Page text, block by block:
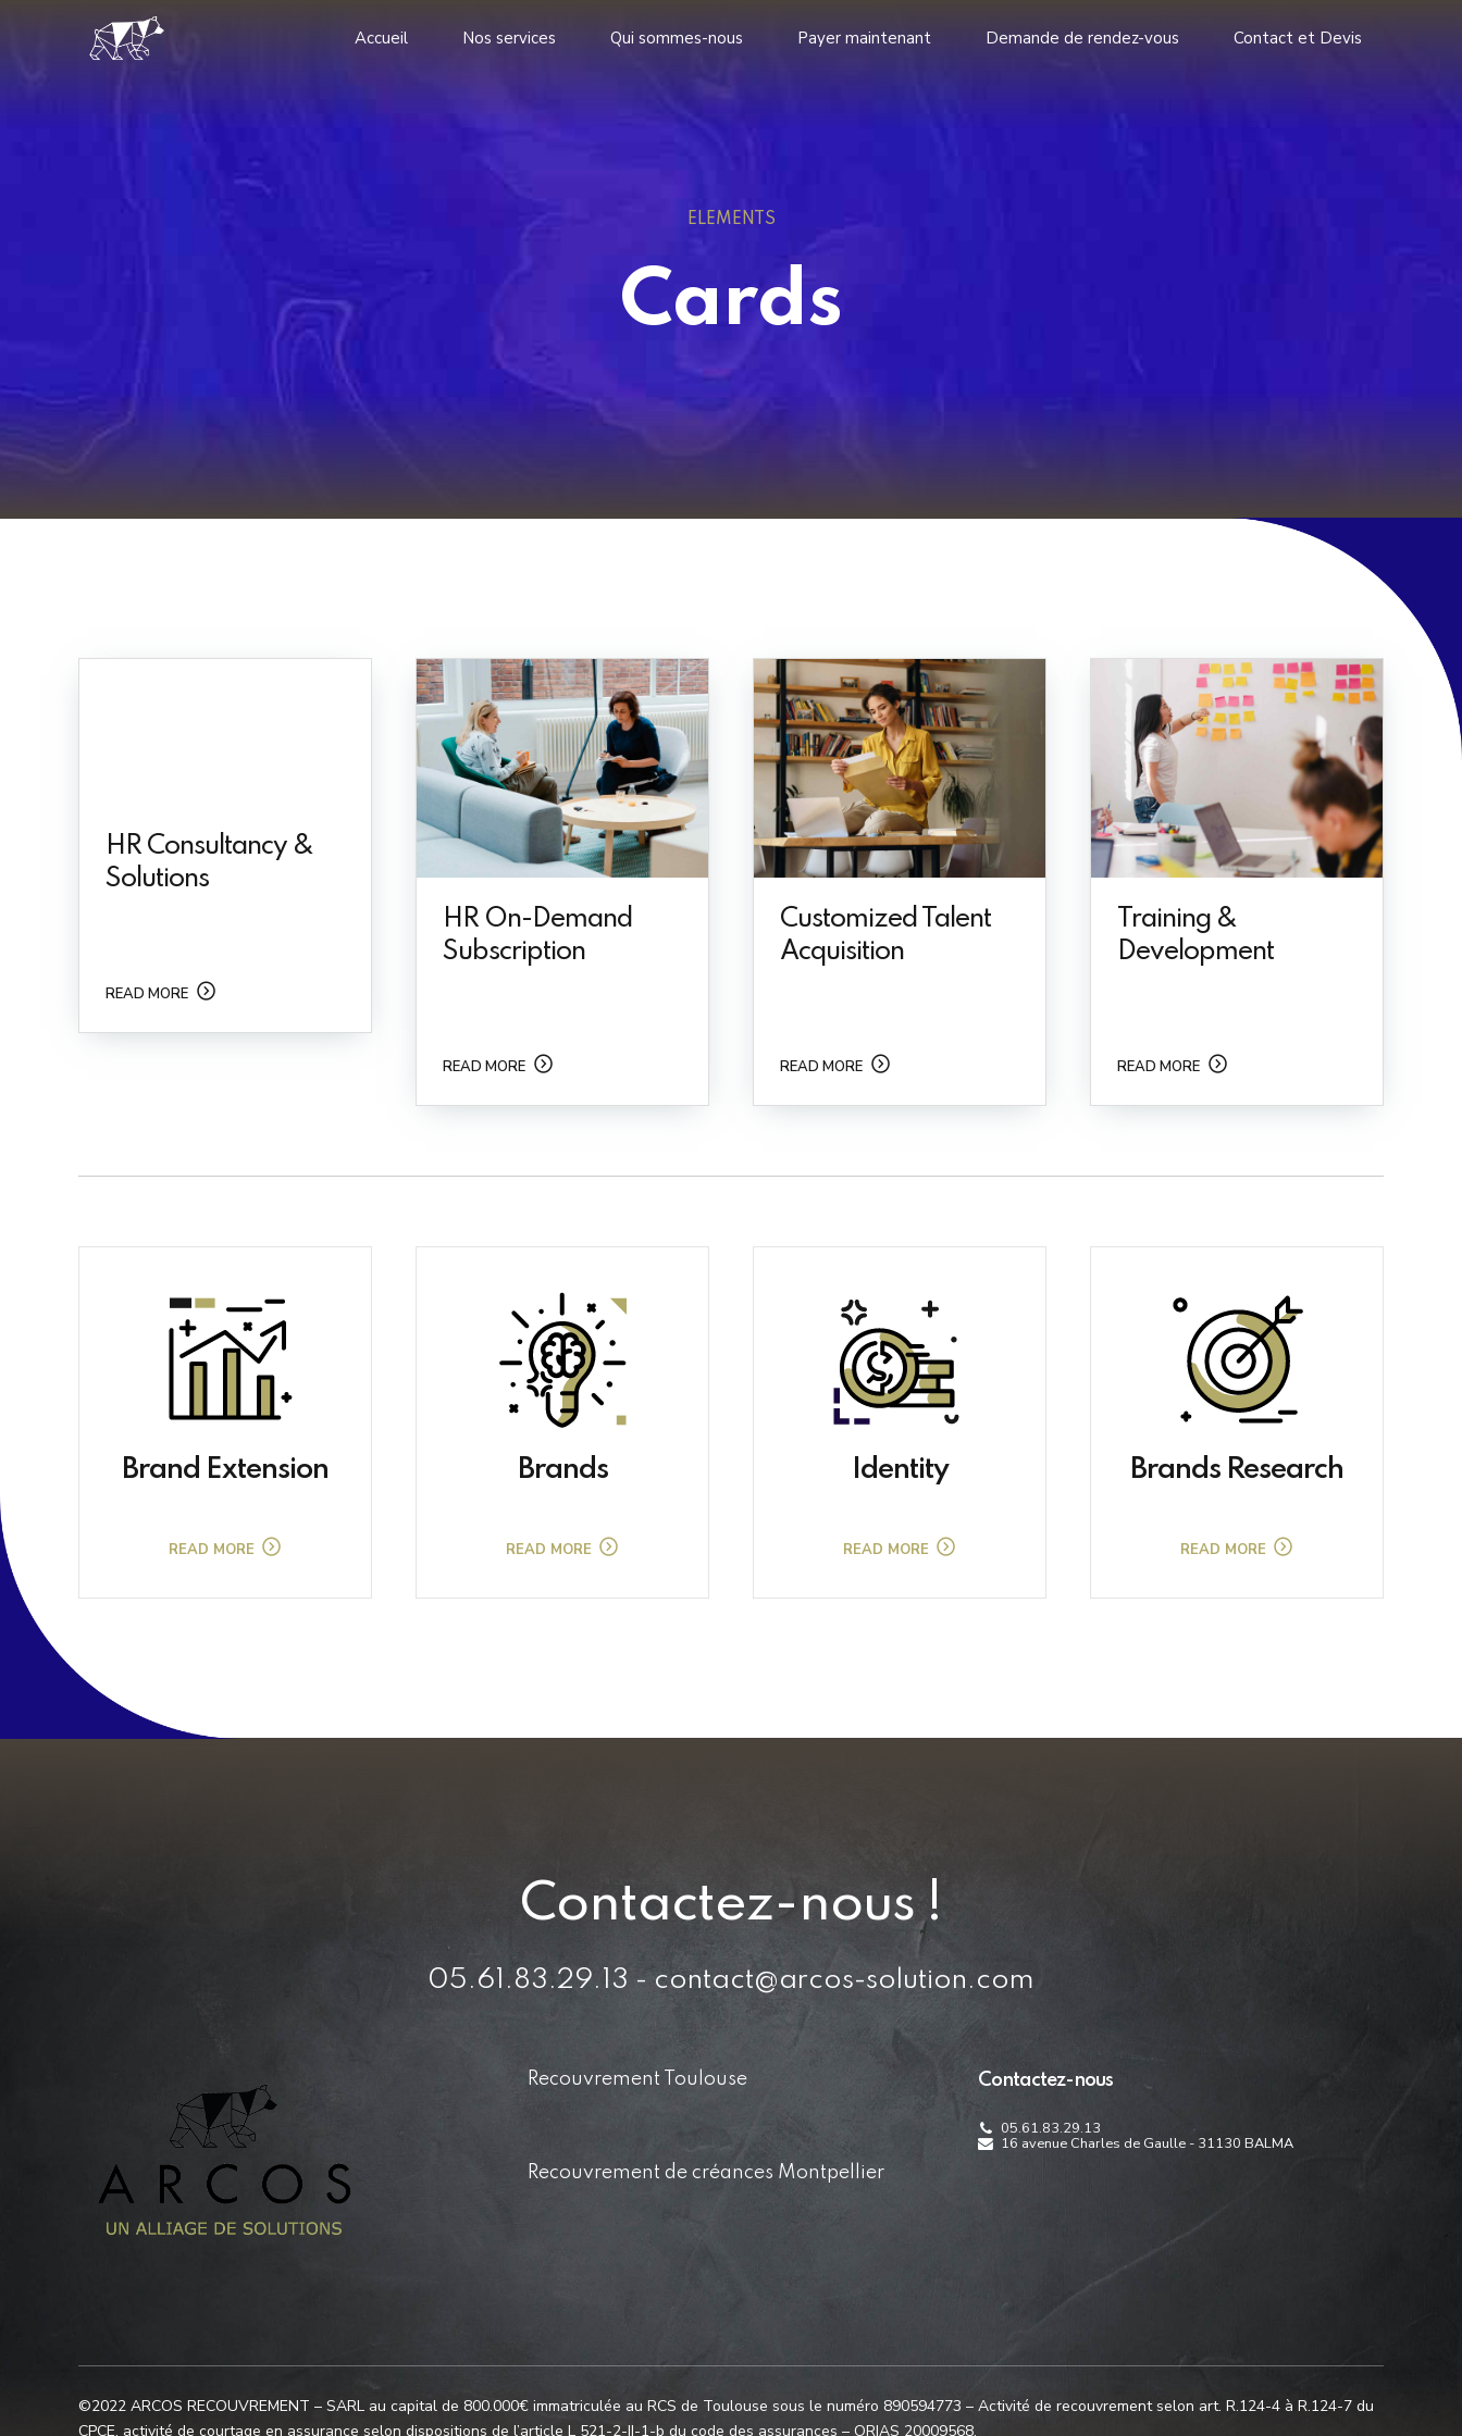
Accueil Nos services Qui sommes-nous Payer maintenant Demande de rendez-vous Contact et Devis
ELEMENTS
Cards
HR Consultancy &
Solutions
READ MORE
HR On-Demand
Subscription
READ MORE
Customized Talent
Acquisition
READ MORE
Training &
Development
READ MORE
Brand Extension
READ MORE
Brands
READ MORE
Identity
READ MORE
Brands Research
READ MORE
Contactez-nous !
05.61.83.29.13 - contact@arcos-solution.com
Recouvrement Toulouse
Recouvrement de créances Montpellier
Contactez-nous
05.61.83.29.13
16 avenue Charles de Gaulle - 31130 BALMA
©2022 ARCOS RECOUVREMENT – SARL au capital de 800.000€ immatriculée au RCS de Toulouse sous le numéro 890594773 – Activité de recouvrement selon art. R.124-4 à R.124-7 du
CPCE, activité de courtage en assurance selon dispositions de l’article L 521-2-II-1-b du code des assurances – ORIAS 20009568.